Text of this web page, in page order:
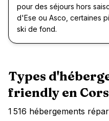
pour des séjours hors
d'Ese ou Asco, certaines
ski de fond.
Types
friendly en
1 516 hébergements